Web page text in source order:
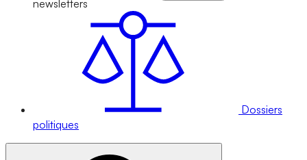
newsletters
Dossiers
politiques